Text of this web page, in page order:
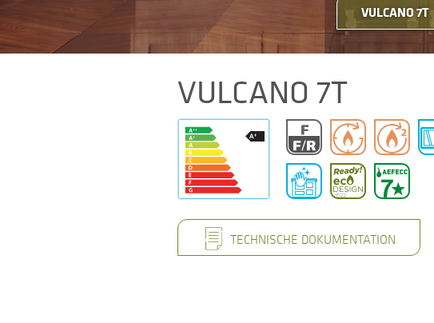
VULCANO 7T
VULCANO 7T
TECHNISCHE DOKUMENTATION